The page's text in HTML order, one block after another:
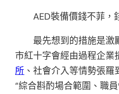
AED裝備價錢不菲，
最先想到的措施是激
市紅十字會經由過程企業
所 、社會介入等情勢張羅
“綜合斟酌場合範圍、職